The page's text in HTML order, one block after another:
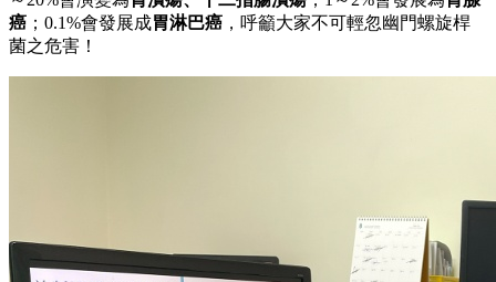
癌 ；0.1%會發展成胃淋巴癌 ，呼籲大家不可輕忽幽門螺旋桿
菌之危害！